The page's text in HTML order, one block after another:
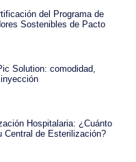
del Programa de
Sostenibles de Pacto
Solution: comodidad,
Hospitalaria: ¿Cuánto
Central de Esterilización?